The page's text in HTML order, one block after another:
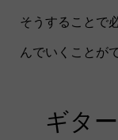
そうすることで
んでいくことが
ギタ